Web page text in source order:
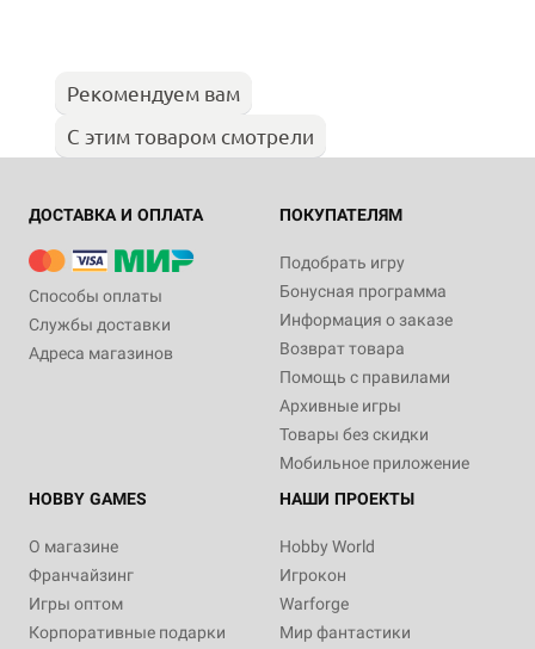
Рекомендуем вам
С этим товаром смотрели
ДОСТАВКА И ОПЛАТА
Способы оплаты
Службы доставки
Адреса магазинов
ПОКУПАТЕЛЯМ
Подобрать игру
Бонусная программа
Информация о заказе
Возврат товара
Помощь с правилами
Архивные игры
Товары без скидки
Мобильное приложение
HOBBY GAMES
О магазине
Франчайзинг
Игры оптом
Корпоративные подарки
НАШИ ПРОЕКТЫ
Hobby World
Игрокон
Warforge
Мир фантастики